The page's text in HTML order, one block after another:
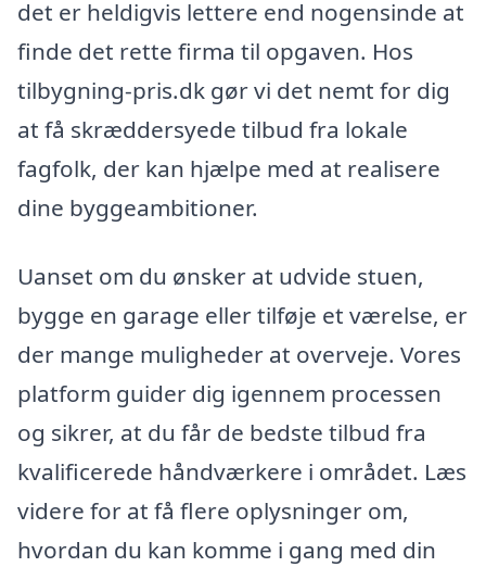
det er heldigvis lettere end nogensinde at
finde det rette firma til opgaven. Hos
tilbygning-pris.dk gør vi det nemt for dig
at få skræddersyede tilbud fra lokale
fagfolk, der kan hjælpe med at realisere
dine byggeambitioner.
Uanset om du ønsker at udvide stuen,
bygge en garage eller tilføje et værelse, er
der mange muligheder at overveje. Vores
platform guider dig igennem processen
og sikrer, at du får de bedste tilbud fra
kvalificerede håndværkere i området. Læs
videre for at få flere oplysninger om,
hvordan du kan komme i gang med din